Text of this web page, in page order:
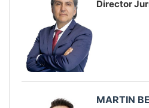
Director
MARTIN